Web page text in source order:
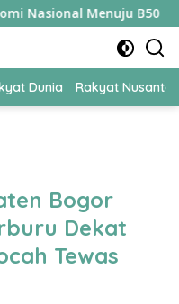
Menuju B50
Dunia Rakyat
Bogor
Dekat
Tewas